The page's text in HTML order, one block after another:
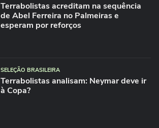
Terrabolistas acreditam na sequência
de Abel Ferreira no Palmeiras e
esperam por reforços
SELEÇÃO BRASILEIRA
Terrabolistas analisam: Neymar deve ir
à Copa?